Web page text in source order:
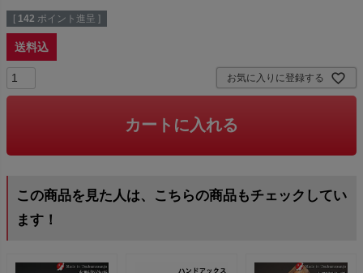
[ 142 ポイント進呈 ]
送料込
お気に入りに登録する
カートに入れる
この商品を見た人は、こちらの商品もチェックしてい
ます！